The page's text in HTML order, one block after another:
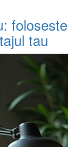
foloseste
tau